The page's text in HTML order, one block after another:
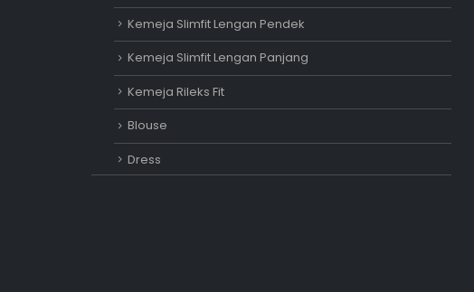
Kemeja Slimfit Lengan Pendek
Kemeja Slimfit Lengan Panjang
Kemeja Rileks Fit
Blouse
Dress